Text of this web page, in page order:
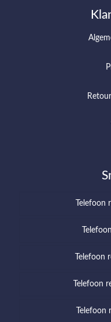
Telefoon
Telefoon
Telefoon